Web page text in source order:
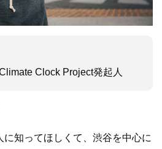
Clock Project発起人
に知ってほしくて、渋谷を中心に